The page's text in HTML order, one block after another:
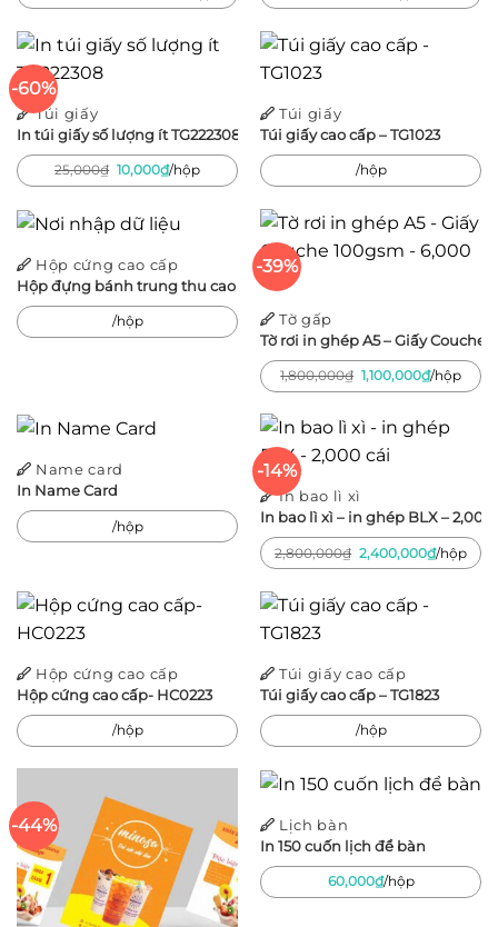
gốc
hiện
550,000₫.
-60%
Túi giấy
In túi giấy số lượng ít TG222308
25,000₫ Giá
gốc
10,000₫Giá
hiện
10,000₫.
/hộp
Túi giấy
Túi giấy cao cấp – TG1023
/hộp
Hộp cứng cao cấp
Hộp đựng bánh trung thu cao cấp – Kim Quy Dạo Nguyệt
/hộp
-39%
Tờ gấp
Tờ rơi in ghép A5 – Giấy Couche
1,800,000₫ Giá
gốc
1,100,000₫Giá
hiện
/hộp
Name card
In Name Card
/hộp
-14%
In bao lì xì
In bao lì xì – in ghép BLX – 2,000
2,800,000₫ Giá
gốc
2,400,000₫Giá
hiện
/hộp
Hộp cứng cao cấp
Hộp cứng cao cấp- HC0223
/hộp
Túi giấy cao cấp
Túi giấy cao cấp – TG1823
/hộp
-44%
Lịch bàn
In 150 cuốn lịch để bàn
60,000₫/hộp